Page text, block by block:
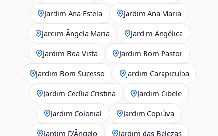
Jardim Ana Estela Jardim Ana Maria
Jardim Ângela Maria Jardim Angélica
Jardim Boa Vista Jardim Bom Pastor
Jardim Bom Sucesso Jardim Carapicuíba
Jardim Cecília Cristina Jardim Cibele
Jardim Colonial Jardim Copiúva
Jardim D’Ângelo Jardim das Belezas